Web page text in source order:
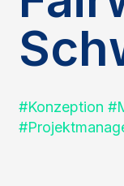
#Konzeption